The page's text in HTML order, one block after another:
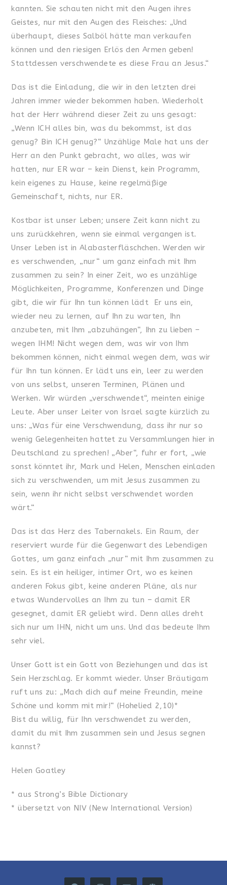
kannten. Sie schauten nicht mit den Augen ihres
Geistes, nur mit den Augen des Fleisches: „Und
überhaupt, dieses Salböl hätte man verkaufen
können und den riesigen Erlös den Armen geben!
Stattdessen verschwendete es diese Frau an Jesus.“
Das ist die Einladung, die wir in den letzten drei
Jahren immer wieder bekommen haben. Wiederholt
hat der Herr während dieser Zeit zu uns gesagt:
„Wenn ICH alles bin, was du bekommst, ist das
genug? Bin ICH genug?“ Unzählige Male hat uns der
Herr an den Punkt gebracht, wo alles, was wir
hatten, nur ER war – kein Dienst, kein Programm,
kein eigenes zu Hause, keine regelmäßige
Gemeinschaft, nichts, nur ER.
Kostbar ist unser Leben; unsere Zeit kann nicht zu
uns zurückkehren, wenn sie einmal vergangen ist.
Unser Leben ist in Alabasterfläschchen. Werden wir
es verschwenden, „nur“ um ganz einfach mit Ihm
zusammen zu sein? In einer Zeit, wo es unzählige
Möglichkeiten, Programme, Konferenzen und Dinge
gibt, die wir für Ihn tun können lädt Er uns ein,
wieder neu zu lernen, auf Ihn zu warten, Ihn
anzubeten, mit Ihm „abzuhängen“, Ihn zu lieben –
wegen IHM! Nicht wegen dem, was wir von Ihm
bekommen können, nicht einmal wegen dem, was wir
für Ihn tun können. Er lädt uns ein, leer zu werden
von uns selbst, unseren Terminen, Plänen und
Werken. Wir würden „verschwendet“, meinten einige
Leute. Aber unser Leiter von Israel sagte kürzlich zu
uns: „Was für eine Verschwendung, dass ihr nur so
wenig Gelegenheiten hattet zu Versammlungen hier in
Deutschland zu sprechen! „Aber“, fuhr er fort, „wie
sonst könntet ihr, Mark und Helen, Menschen einladen
sich zu verschwenden, um mit Jesus zusammen zu
sein, wenn ihr nicht selbst verschwendet worden
wärt.“
Das ist das Herz des Tabernakels. Ein Raum, der
reserviert wurde für die Gegenwart des Lebendigen
Gottes, um ganz einfach „nur“ mit Ihm zusammen zu
sein. Es ist ein heiliger, intimer Ort, wo es keinen
anderen Fokus gibt, keine anderen Pläne, als nur
etwas Wundervolles an Ihm zu tun – damit ER
gesegnet, damit ER geliebt wird. Denn alles dreht
sich nur um IHN, nicht um uns. Und das bedeute Ihm
sehr viel.
Unser Gott ist ein Gott von Beziehungen und das ist
Sein Herzschlag. Er kommt wieder. Unser Bräutigam
ruft uns zu: „Mach dich auf meine Freundin, meine
Schöne und komm mit mir!“ (Hohelied 2,10)*
Bist du willig, für Ihn verschwendet zu werden,
damit du mit Ihm zusammen sein und Jesus segnen
kannst?
Helen Goatley
* aus Strong’s Bible Dictionary
* übersetzt von NIV (New International Version)